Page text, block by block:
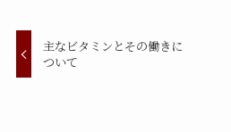
主なビタミンとその働きに
ついて